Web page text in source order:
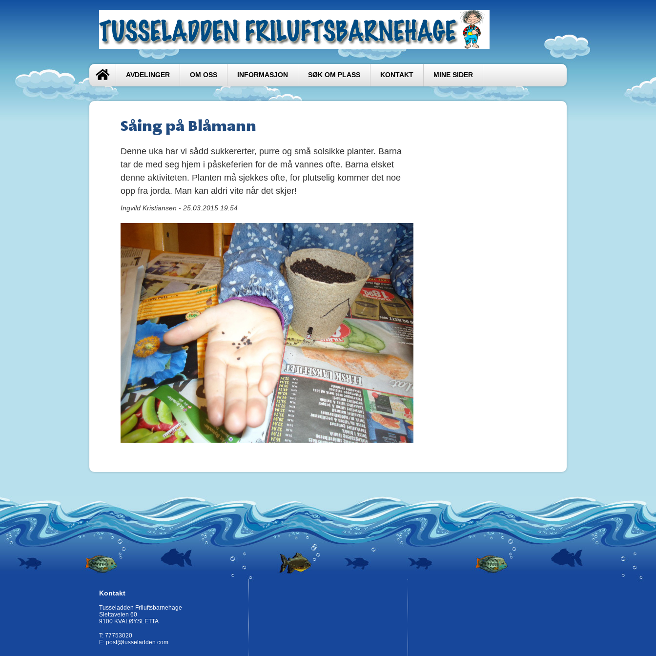
AVDELINGER OM OSS INFORMASJON SØK OM PLASS KONTAKT MINE SIDER
Såing på Blåmann
Denne uka har vi sådd sukkererter, purre og små solsikke planter. Barna
tar de med seg hjem i påskeferien for de må vannes ofte. Barna elsket
denne aktiviteten. Planten må sjekkes ofte, for plutselig kommer det noe
opp fra jorda. Man kan aldri vite når det skjer!
Ingvild Kristiansen - 25.03.2015 19.54
Kontakt
Tusseladden Friluftsbarnehage
Slettaveien 60
9100 KVALØYSLETTA
T: 77753020
E: post@tusseladden.com